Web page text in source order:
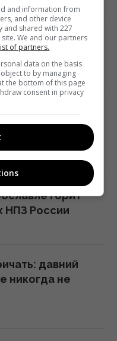
пожелания и
как правильно
Господне:
запертов
горит
Таро:
удары
угрозу
РФ ударила по
и ТЦ,
горит
НПЗ России
давний
никогда не
and information from
and other device
and shared with 227
We and our partners
of partners.
data on the basis
to by managing
the bottom of this page
consent in privacy